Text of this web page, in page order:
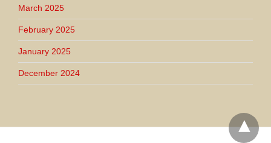
March 2025
February 2025
January 2025
December 2024